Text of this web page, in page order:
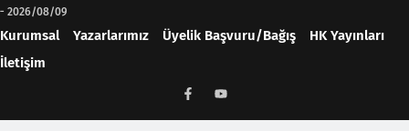
- 2026/08/09
Kurumsal Yazarlarımız Üyelik Başvuru/Bağış
HK Yayınları
İletişim